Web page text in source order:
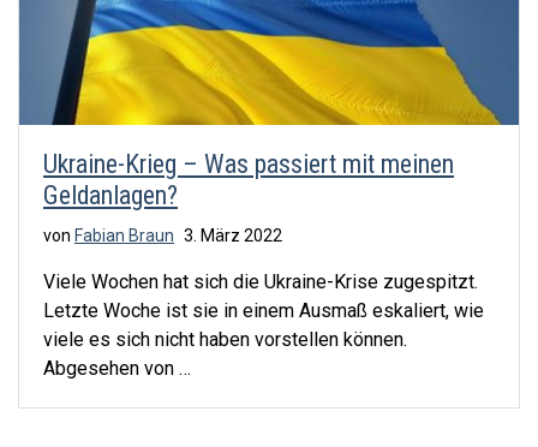
Ukraine-Krieg – Was passiert mit meinen
Geldanlagen?
von Fabian Braun 3. März 2022
Viele Wochen hat sich die Ukraine-Krise zugespitzt.
Letzte Woche ist sie in einem Ausmaß eskaliert, wie
viele es sich nicht haben vorstellen können.
Abgesehen von …